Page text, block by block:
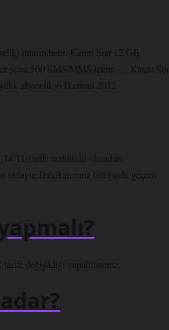
tutarındadır. Kamu Star 12 GB
yöne 500 SMS/MMS içerir. … Kamu
abonelik)6 Haziran 2023
TLTarife taahhüdü olmadan
bittiğinde geçerli
tarife değişikliği yapabilirsiniz.